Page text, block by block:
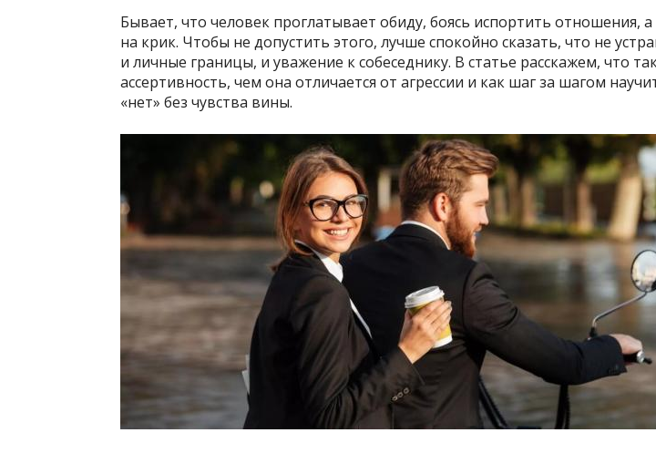
Бывает, что человек проглатывает обиду, боясь испортить отношения,
на крик. Чтобы не допустить этого, лучше спокойно сказать, что не
и личные границы, и уважение к собеседнику. В статье расскажем, что
ассертивность, чем она отличается от агрессии и как шаг за шагом
«нет» без чувства вины.